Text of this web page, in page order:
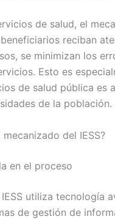
de salud, el
reciban
se minimizan los
Esto es
de salud pública es
de la población.
del IESS?
en el proceso
utiliza tecnología
de gestión de